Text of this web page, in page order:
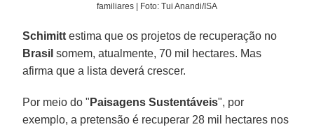
familiares | Foto: Tui Anandi/ISA
Schimitt estima que os projetos de recuperação no
Brasil somem, atualmente, 70 mil hectares. Mas
afirma que a lista deverá crescer.
Por meio do " Paisagens Sustentáveis", por
exemplo, a pretensão é recuperar 28 mil hectares nos